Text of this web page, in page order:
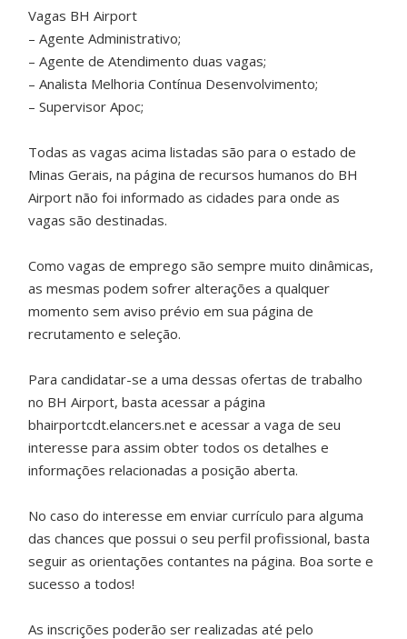
Vagas BH Airport
– Agente Administrativo;
– Agente de Atendimento duas vagas;
– Analista Melhoria Contínua Desenvolvimento;
– Supervisor Apoc;
Todas as vagas acima listadas são para o estado de
Minas Gerais, na página de recursos humanos do BH
Airport não foi informado as cidades para onde as
vagas são destinadas.
Como vagas de emprego são sempre muito dinâmicas,
as mesmas podem sofrer alterações a qualquer
momento sem aviso prévio em sua página de
recrutamento e seleção.
Para candidatar-se a uma dessas ofertas de trabalho
no BH Airport, basta acessar a página
bhairportcdt.elancers.net e acessar a vaga de seu
interesse para assim obter todos os detalhes e
informações relacionadas a posição aberta.
No caso do interesse em enviar currículo para alguma
das chances que possui o seu perfil profissional, basta
seguir as orientações contantes na página. Boa sorte e
sucesso a todos!
As inscrições poderão ser realizadas até pelo